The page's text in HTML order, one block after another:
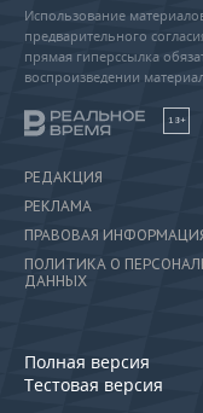
Использование
предварительного
прямая гиперссылка
воспроизведении
18+
РЕДАКЦИЯ
РЕКЛАМА
ПРАВОВАЯ
ПОЛИТИКА О
ДАННЫХ
Полная версия
Тестовая версия